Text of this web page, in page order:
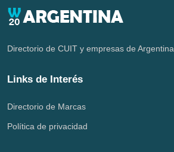
Directorio de CUIT y empresas de Argentina.
Links de Interés
Directorio de Marcas
Política de privacidad